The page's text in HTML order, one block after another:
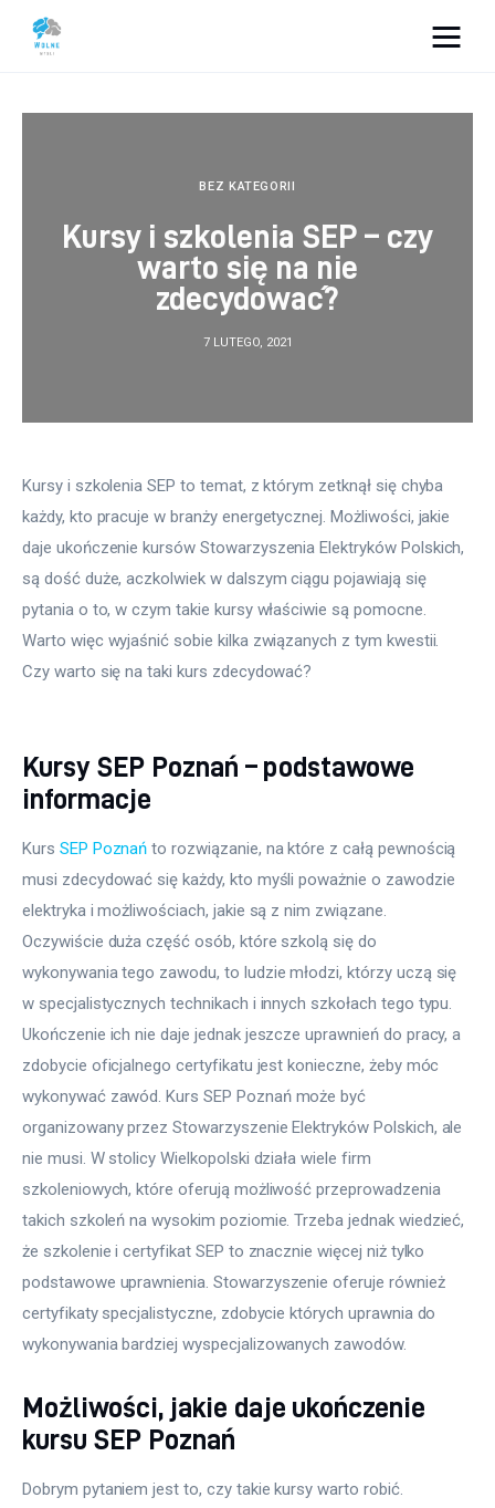
Dom i ogród
Więcej
BEZ KATEGORII
Kursy i szkolenia SEP – czy
warto się na nie
zdecydować?
7 LUTEGO, 2021
Kursy i szkolenia SEP to temat, z którym zetknął się chyba
każdy, kto pracuje w branży energetycznej. Możliwości, jakie
daje ukończenie kursów Stowarzyszenia Elektryków Polskich,
są dość duże, aczkolwiek w dalszym ciągu pojawiają się
pytania o to, w czym takie kursy właściwie są pomocne.
Warto więc wyjaśnić sobie kilka związanych z tym kwestii.
Czy warto się na taki kurs zdecydować?
Kursy SEP Poznań – podstawowe
informacje
Kurs SEP Poznań to rozwiązanie, na które z całą pewnością
musi zdecydować się każdy, kto myśli poważnie o zawodzie
elektryka i możliwościach, jakie są z nim związane.
Oczywiście duża część osób, które szkolą się do
wykonywania tego zawodu, to ludzie młodzi, którzy uczą się
w specjalistycznych technikach i innych szkołach tego typu.
Ukończenie ich nie daje jednak jeszcze uprawnień do pracy, a
zdobycie oficjalnego certyfikatu jest konieczne, żeby móc
wykonywać zawód. Kurs SEP Poznań może być
organizowany przez Stowarzyszenie Elektryków Polskich, ale
nie musi. W stolicy Wielkopolski działa wiele firm
szkoleniowych, które oferują możliwość przeprowadzenia
takich szkoleń na wysokim poziomie. Trzeba jednak wiedzieć,
że szkolenie i certyfikat SEP to znacznie więcej niż tylko
podstawowe uprawnienia. Stowarzyszenie oferuje również
certyfikaty specjalistyczne, zdobycie których uprawnia do
wykonywania bardziej wyspecjalizowanych zawodów.
Możliwości, jakie daje ukończenie
kursu SEP Poznań
Dobrym pytaniem jest to, czy takie kursy warto robić.